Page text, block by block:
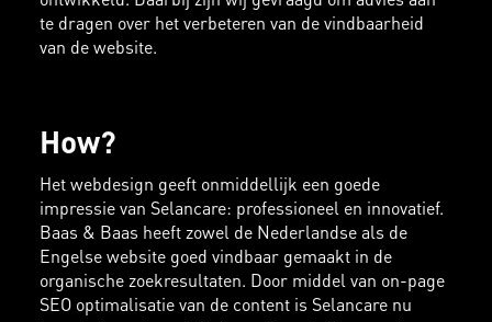
te dragen over het verbeteren van de vindbaarheid
van de website.
How?
Het webdesign geeft onmiddellijk een goede
impressie van Selancare: professioneel en innovatief.
Baas & Baas heeft zowel de Nederlandse als de
Engelse website goed vindbaar gemaakt in de
organische zoekresultaten. Door middel van on-page
SEO optimalisatie van de content is Selancare nu